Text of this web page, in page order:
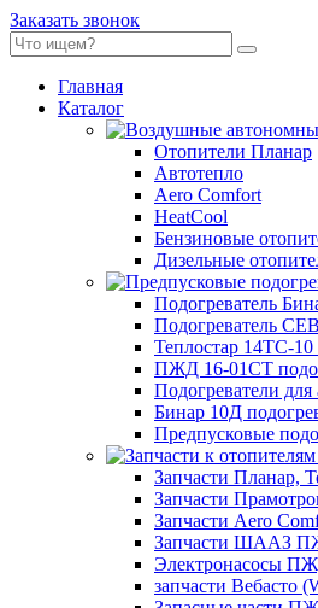
Заказать звонок
Главная
Каталог
Отопители Планар
Автотепло
Aero Comfort
HeatCool
Бензиновые
Дизельные
Подогреватель
Подогреватель
Теплостар 14ТС-10
ПЖД 16-01СТ
Подогреватели для
Бинар 10Д
Предпусковые
Запчасти Планар,
Запчасти
Запчасти Aero
Запчасти ШААЗ
Электронасосы
запчасти Вебасто